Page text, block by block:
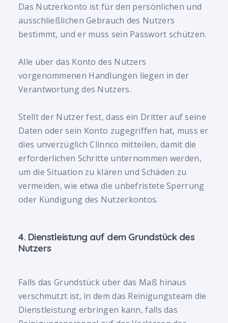
Das Nutzerkonto ist für den persönlichen und
ausschließlichen Gebrauch des Nutzers
bestimmt, und er muss sein Passwort schützen.
Alle über das Konto des Nutzers
vorgenommenen Handlungen liegen in der
Verantwortung des Nutzers.
Stellt der Nutzer fest, dass ein Dritter auf seine
Daten oder sein Konto zugegriffen hat, muss er
dies unverzüglich Clinnco mitteilen, damit die
erforderlichen Schritte unternommen werden,
um die Situation zu klären und Schäden zu
vermeiden, wie etwa die unbefristete Sperrung
oder Kündigung des Nutzerkontos.
4. Dienstleistung auf dem Grundstück des
Nutzers
Falls das Grundstück über das Maß hinaus
verschmutzt ist, in dem das Reinigungsteam die
Dienstleistung erbringen kann, falls das